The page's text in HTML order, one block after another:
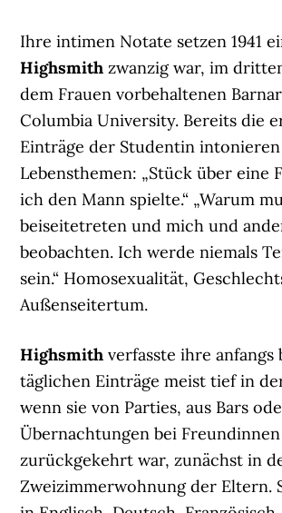
Ihre intimen Notate setzen 1941
Highsmith zwanzig war, im
dem Frauen vorbehaltenen
Columbia University. Bereits die
Einträge der Studentin
Lebensthemen: „Stück über eine
ich den Mann spielte.“ „Warum
beiseitetreten und mich und
beobachten. Ich werde niemals
sein.“ Homosexualität,
Außenseitertum.
Highsmith verfasste ihre anfangs
täglichen Einträge meist tief in
wenn sie von Parties, aus Bars
Übernachtungen bei Freundinnen
zurückgekehrt war, zunächst in
Zweizimmerwohnung der Eltern.